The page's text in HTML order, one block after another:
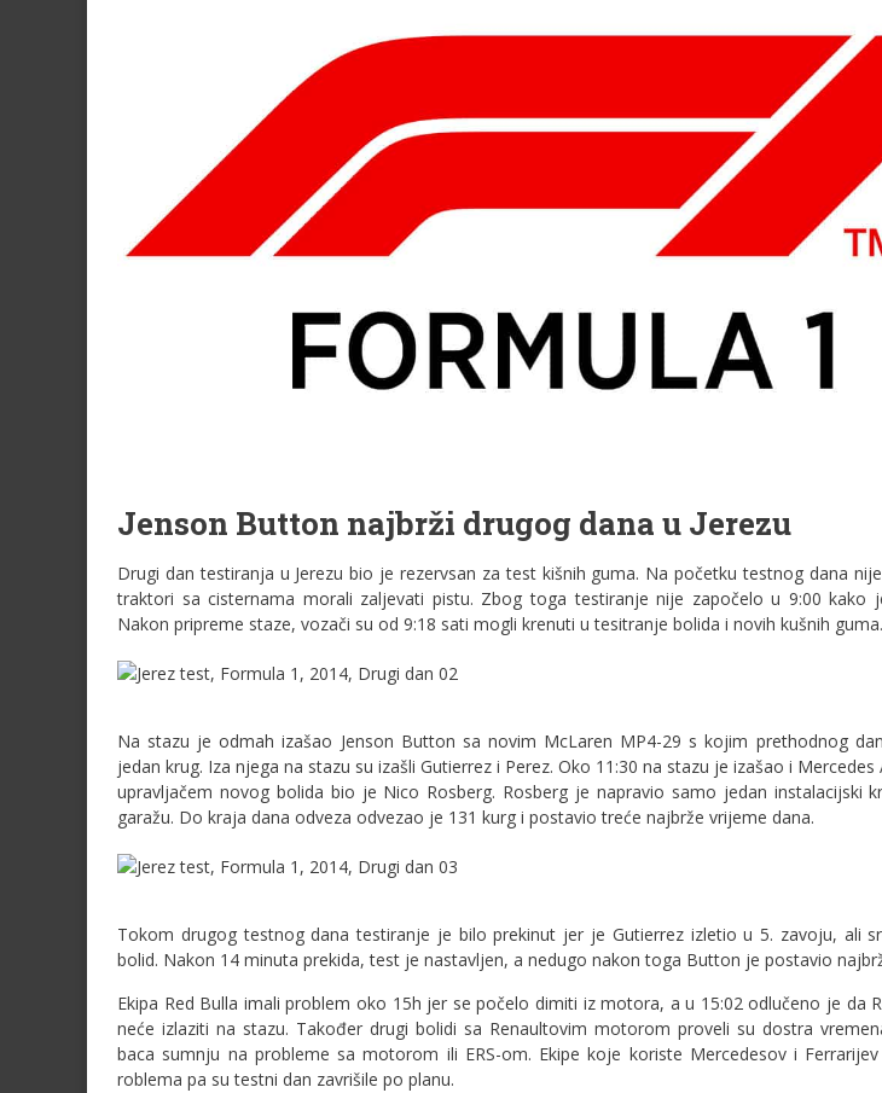
Jenson Button najbrži drugog dana u Jerezu
Drugi dan testiranja u Jerezu bio je rezervsan za test kišnih guma. Na početku testnog dana
traktori sa cisternama morali zaljevati pistu. Zbog toga testiranje nije započelo u 9:00 kako
Nakon pripreme staze, vozači su od 9:18 sati mogli krenuti u tesitranje bolida i novih kušnih guma.
Na stazu je odmah izašao Jenson Button sa novim McLaren MP4-29 s kojim prethodnog
jedan krug. Iza njega na stazu su izašli Gutierrez i Perez. Oko 11:30 na stazu je izašao i Mercedes
upravljačem novog bolida bio je Nico Rosberg. Rosberg je napravio samo jedan instalacijski
garažu. Do kraja dana odveza odvezao je 131 kurg i postavio treće najbrže vrijeme dana.
Tokom drugog testnog dana testiranje je bilo prekinut jer je Gutierrez izletio u 5. zavoju, ali
bolid. Nakon 14 minuta prekida, test je nastavljen, a nedugo nakon toga Button je postavio
Ekipa Red Bulla imali problem oko 15h jer se počelo dimiti iz motora, a u 15:02 odlučeno je da
neće izlaziti na stazu. Također drugi bolidi sa Renaultovim motorom proveli su dostra
baca sumnju na probleme sa motorom ili ERS-om. Ekipe koje koriste Mercedesov i
roblema pa su testni dan zavrišile po planu.